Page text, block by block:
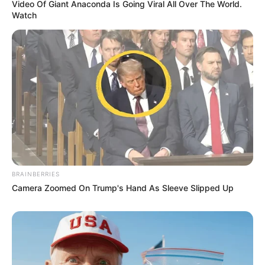
ΠΟΙΟΣ ΣΚΟΤΩΣΕ ΤΟΝ
ΚΑΠΟΔΙΣΤΡΙΑ;;[Η δολοφονία
του Καποδίστρια – Ποιοι
ήταν οι πραγματικοί...
Υγειονομικοί: Επιστολή-
κόλαφος στην επέτειο των
αναστολών..
Email address:
Video Of Giant Anaconda Is Going Viral All Over The World.
Watch
BRAINBERRIES
Camera Zoomed On Trump's Hand As Sleeve Slipped Up